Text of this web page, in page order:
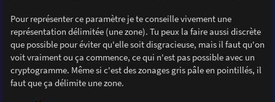
Pour représenter ce paramètre je te conseille vivement une
représentation délimitée (une zone). Tu peux la faire aussi discrète
que possible pour éviter qu'elle soit disgracieuse, mais il faut qu'on
voit vraiment ou ça commence, ce qui n'est pas possible avec un
cryptogramme. Même si c'est des zonages gris pâle en pointillés, il
faut que ça délimite une zone.